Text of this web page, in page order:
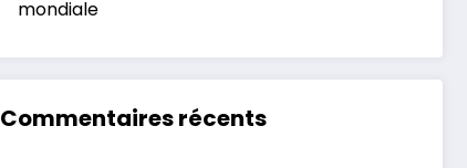
mondiale
Commentaires récents